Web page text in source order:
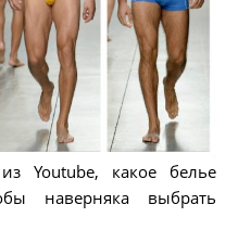
Youtube, какое белье
наверняка выбрать